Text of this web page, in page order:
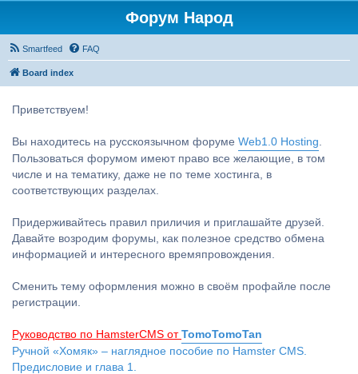
Форум Народ
Smartfeed FAQ
Board index
Приветствуем!
Вы находитесь на русскоязычном форуме Web1.0 Hosting.
Пользоваться форумом имеют право все желающие, в том
числе и на тематику, даже не по теме хостинга, в
соответствующих разделах.
Придерживайтесь правил приличия и приглашайте друзей.
Давайте возродим форумы, как полезное средство обмена
информацией и интересного времяпровождения.
Сменить тему оформления можно в своём профайле после
регистрации.
Руководство по HamsterCMS от TomoTomoTan
Ручной «Хомяк» – наглядное пособие по Hamster CMS.
Предисловие и глава 1.